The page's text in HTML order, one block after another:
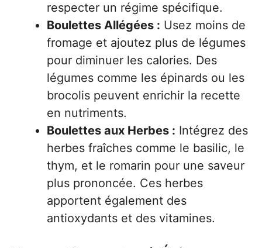
respecter un régime spécifique.
Boulettes Allégées : Usez moins de
fromage et ajoutez plus de légumes
pour diminuer les calories. Des
légumes comme les épinards ou les
brocolis peuvent enrichir la recette
en nutriments.
Boulettes aux Herbes : Intégrez des
herbes fraîches comme le basilic, le
thym, et le romarin pour une saveur
plus prononcée. Ces herbes
apportent également des
antioxydants et des vitamines.